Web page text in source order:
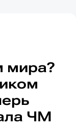
мира?
ЧМ